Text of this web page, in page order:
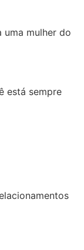
uma mulher do
está sempre